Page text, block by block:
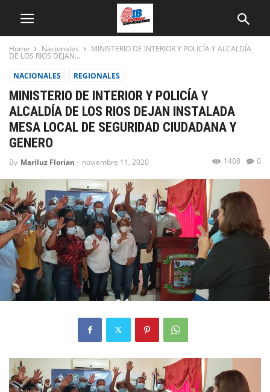
Home Nacionales MINISTERIO DE INTERIOR Y POLICÍA Y ALCALDÍA
DE LOS RIOS DEJAN...
NACIONALES
REGIONALES
MINISTERIO DE INTERIOR Y POLICÍA Y
ALCALDÍA DE LOS RIOS DEJAN INSTALADA
MESA LOCAL DE SEGURIDAD CIUDADANA Y
GENERO
By Mariluz Florian - noviembre 11, 2020 0
1408